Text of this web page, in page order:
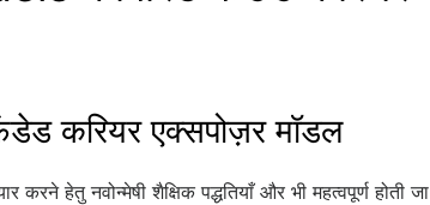
करियर एक्सपोज़र मॉडल
नवोन्मेषी शैक्षिक पद्धतियाँ और भी महत्वपूर्ण होती जा